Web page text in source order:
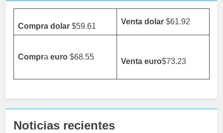
Compra dolar $59.61
Venta dolar $61.92
Compra euro $68.55
Venta euro$73.23
Noticias recientes